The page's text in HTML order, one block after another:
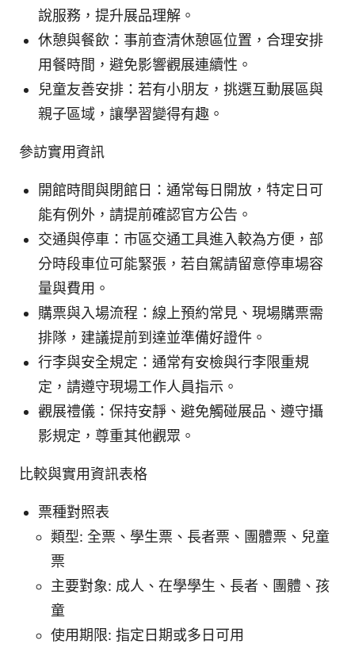
說服務，提升展品理解。
休憩與餐飲：事前查清休憩區位置，合理安排
用餐時間，避免影響觀展連續性。
兒童友善安排：若有小朋友，挑選互動展區與
親子區域，讓學習變得有趣。
參訪實用資訊
開館時間與閉館日：通常每日開放，特定日可
能有例外，請提前確認官方公告。
交通與停車：市區交通工具進入較為方便，部
分時段車位可能緊張，若自駕請留意停車場容
量與費用。
購票與入場流程：線上預約常見、現場購票需
排隊，建議提前到達並準備好證件。
行李與安全規定：通常有安檢與行李限重規
定，請遵守現場工作人員指示。
觀展禮儀：保持安靜、避免觸碰展品、遵守攝
影規定，尊重其他觀眾。
比較與實用資訊表格
票種對照表
類型: 全票、學生票、長者票、團體票、兒童
票
主要對象: 成人、在學學生、長者、團體、孩
童
使用期限: 指定日期或多日可用